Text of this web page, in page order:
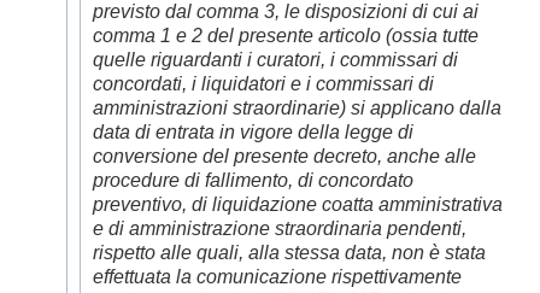
previsto dal comma 3, le disposizioni di cui ai
comma 1 e 2 del presente articolo (ossia tutte
quelle riguardanti i curatori, i commissari di
concordati, i liquidatori e i commissari di
amministrazioni straordinarie) si applicano dalla
data di entrata in vigore della legge di
conversione del presente decreto, anche alle
procedure di fallimento, di concordato
preventivo, di liquidazione coatta amministrativa
e di amministrazione straordinaria pendenti,
rispetto alle quali, alla stessa data, non è stata
effettuata la comunicazione rispettivamente